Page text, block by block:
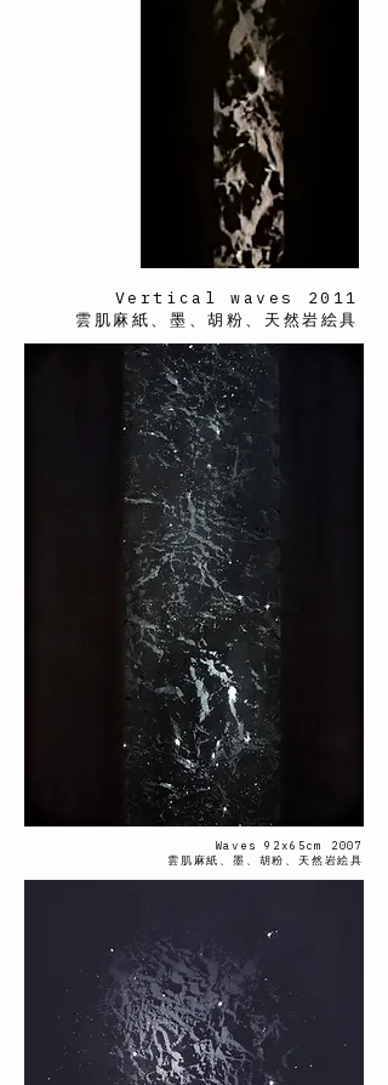
Vertical waves 2011
雲肌麻紙、墨、胡粉、天然岩絵具
Waves 92x65cm 2007
雲肌麻紙、墨、胡粉、天然岩絵具